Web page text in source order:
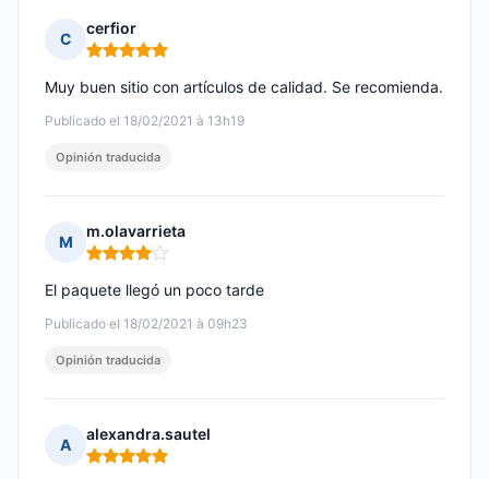
C
cerfior
Nota: 5 de 5
Publicado el 18/02/2021 à 13h19
Muy buen sitio con artículos de calidad. Se recomienda.
Opinión traducida
M
m.olavarrieta
Nota: 4 de 5
Publicado el 18/02/2021 à 09h23
El paquete llegó un poco tarde
Opinión traducida
A
alexandra.sautel
Nota: 5 de 5